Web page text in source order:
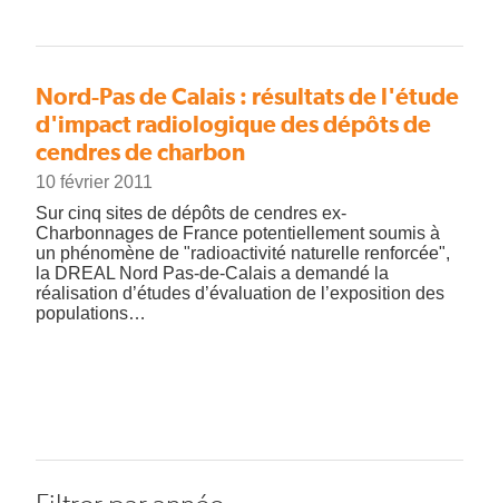
Nord-Pas de Calais : résultats de l'étude
d'impact radiologique des dépôts de
cendres de charbon
10 février 2011
Sur cinq sites de dépôts de cendres ex-
Charbonnages de France potentiellement soumis à
un phénomène de "radioactivité naturelle renforcée",
la DREAL Nord Pas-de-Calais a demandé la
réalisation d’études d’évaluation de l’exposition des
populations…